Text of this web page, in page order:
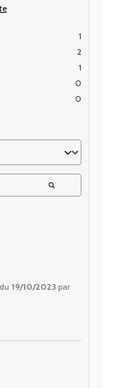
1
2
1
0
0
19/10/2023 par